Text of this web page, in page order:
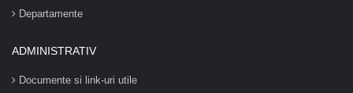
Departamente
ADMINISTRATIV
Documente si link-uri utile